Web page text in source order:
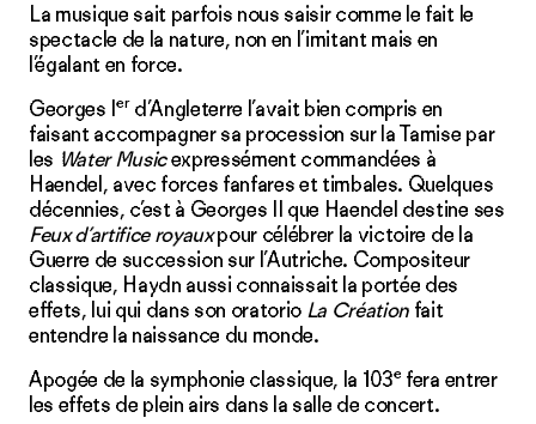
La musique sait parfois nous saisir comme le fait le
spectacle de la nature, non en l’imitant mais en
l’égalant en force.
Georges Ierd’Angleterre l’avait bien compris en
faisant accompagner sa procession sur la Tamise par
les Water Musicexpressément commandées à
Haendel, avec forces fanfares et timbales. Quelques
décennies, c’est à Georges II que Haendel destine ses
Feux d’artifice royauxpour célébrer la victoire de la
Guerre de succession sur l’Autriche. Compositeur
classique, Haydn aussi connaissait la portée des
effets, lui qui dans son oratorio La Création fait
entendre la naissance du monde.
Apogée de la symphonie classique, la 103e fera entrer
les effets de plein airs dans la salle de concert.